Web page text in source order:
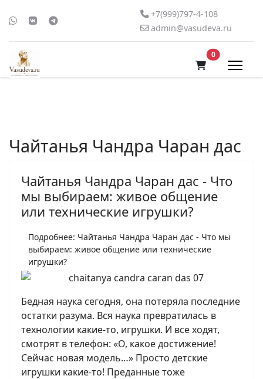
+7(999)797-4-108
admin@vasudeva.ru
0В корзину
Чайтанья Чандра Чаран дас
Чайтанья Чандра Чаран дас - Что
мы выбираем: живое общение
или технические игрушки?
Подробнее: Чайтанья Чандра Чаран дас - Что мы
выбираем: живое общение или технические
игрушки?
Бедная наука сегодня, она потеряла последние
остатки разума. Вся наука превратилась в
технологии какие-то, игрушки. И все ходят,
смотрят в телефон: «О, какое достижение!
Сейчас новая модель…» Просто детские
игрушки какие-то! Преданные тоже